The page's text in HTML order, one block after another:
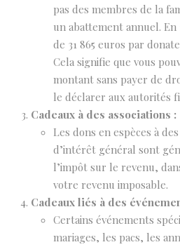
pas des membres de la
un abattement annuel.
de 31 865 euros par
Cela signifie que vous
montant sans payer de
le déclarer aux autorités
Cadeaux à des associations :
Les dons en espèces à
d’intérêt général sont
l’impôt sur le revenu,
votre revenu imposable.
Cadeaux liés à des
Certains événements
mariages, les pacs, les